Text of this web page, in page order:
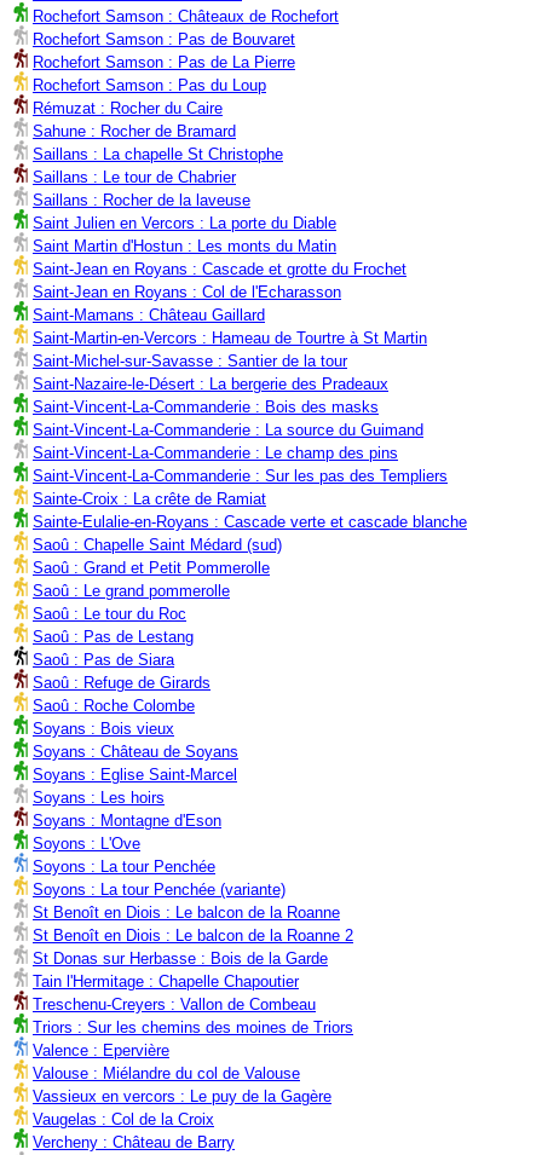
Rochefort Samson : Châteaux de Rochefort
Rochefort Samson : Pas de Bouvaret
Rochefort Samson : Pas de La Pierre
Rochefort Samson : Pas du Loup
Rémuzat : Rocher du Caire
Sahune : Rocher de Bramard
Saillans : La chapelle St Christophe
Saillans : Le tour de Chabrier
Saillans : Rocher de la laveuse
Saint Julien en Vercors : La porte du Diable
Saint Martin d'Hostun : Les monts du Matin
Saint-Jean en Royans : Cascade et grotte du Frochet
Saint-Jean en Royans : Col de l'Echarasson
Saint-Mamans : Château Gaillard
Saint-Martin-en-Vercors : Hameau de Tourtre à St Martin
Saint-Michel-sur-Savasse : Santier de la tour
Saint-Nazaire-le-Désert : La bergerie des Pradeaux
Saint-Vincent-La-Commanderie : Bois des masks
Saint-Vincent-La-Commanderie : La source du Guimand
Saint-Vincent-La-Commanderie : Le champ des pins
Saint-Vincent-La-Commanderie : Sur les pas des Templiers
Sainte-Croix : La crête de Ramiat
Sainte-Eulalie-en-Royans : Cascade verte et cascade blanche
Saoû : Chapelle Saint Médard (sud)
Saoû : Grand et Petit Pommerolle
Saoû : Le grand pommerolle
Saoû : Le tour du Roc
Saoû : Pas de Lestang
Saoû : Pas de Siara
Saoû : Refuge de Girards
Saoû : Roche Colombe
Soyans : Bois vieux
Soyans : Château de Soyans
Soyans : Eglise Saint-Marcel
Soyans : Les hoirs
Soyans : Montagne d'Eson
Soyons : L'Ove
Soyons : La tour Penchée
Soyons : La tour Penchée (variante)
St Benoît en Diois : Le balcon de la Roanne
St Benoît en Diois : Le balcon de la Roanne 2
St Donas sur Herbasse : Bois de la Garde
Tain l'Hermitage : Chapelle Chapoutier
Treschenu-Creyers : Vallon de Combeau
Triors : Sur les chemins des moines de Triors
Valence : Epervière
Valouse : Miélandre du col de Valouse
Vassieux en vercors : Le puy de la Gagère
Vaugelas : Col de la Croix
Vercheny : Château de Barry